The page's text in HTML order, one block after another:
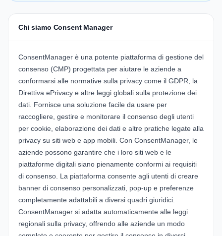
Chi siamo Consent Manager
ConsentManager è una potente piattaforma di gestione del
consenso (CMP) progettata per aiutare le aziende a
conformarsi alle normative sulla privacy come il GDPR, la
Direttiva ePrivacy e altre leggi globali sulla protezione dei
dati. Fornisce una soluzione facile da usare per
raccogliere, gestire e monitorare il consenso degli utenti
per cookie, elaborazione dei dati e altre pratiche legate alla
privacy su siti web e app mobili. Con ConsentManager, le
aziende possono garantire che i loro siti web e le
piattaforme digitali siano pienamente conformi ai requisiti
di consenso. La piattaforma consente agli utenti di creare
banner di consenso personalizzati, pop-up e preferenze
completamente adattabili a diversi quadri giuridici.
ConsentManager si adatta automaticamente alle leggi
regionali sulla privacy, offrendo alle aziende un modo